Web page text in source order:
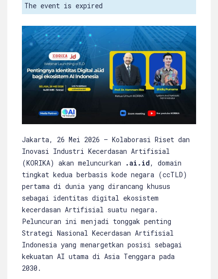
The event is expired
Jakarta, 26 Mei 2026 – Kolaborasi Riset dan
Inovasi Industri Kecerdasan Artifisial
(KORIKA) akan meluncurkan
.ai.id, domain
tingkat kedua berbasis kode negara (ccTLD)
pertama di dunia yang dirancang khusus
sebagai identitas digital ekosistem
kecerdasan Artifisial suatu negara.
Peluncuran ini menjadi tonggak penting
Strategi Nasional Kecerdasan Artifisial
Indonesia yang menargetkan posisi sebagai
kekuatan AI utama di Asia Tenggara pada
2030.